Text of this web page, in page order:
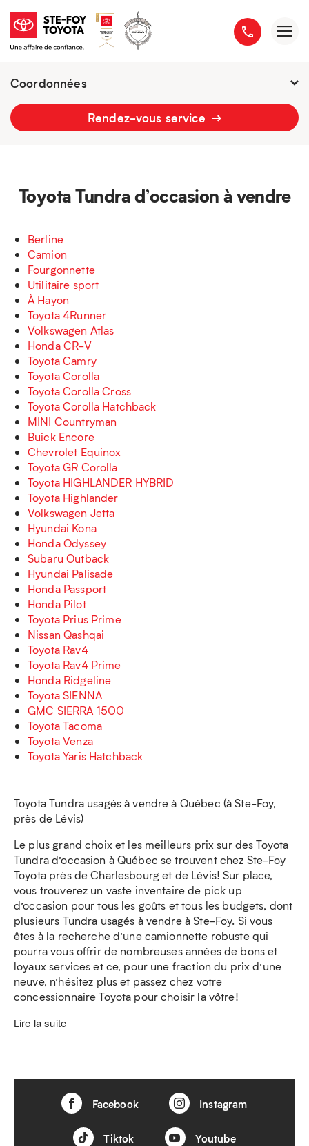
Coordonnées
Présentement ouvert jusqu'à 21h
Rendez-vous service
Toyota Tundra d’occasion à vendre
Berline
Camion
Fourgonnette
Utilitaire sport
À Hayon
Toyota 4Runner
Volkswagen Atlas
Honda CR-V
Toyota Camry
Toyota Corolla
Toyota Corolla Cross
Toyota Corolla Hatchback
MINI Countryman
Buick Encore
Chevrolet Equinox
Toyota GR Corolla
Toyota HIGHLANDER HYBRID
Toyota Highlander
Volkswagen Jetta
Hyundai Kona
Honda Odyssey
Subaru Outback
Hyundai Palisade
Honda Passport
Honda Pilot
Toyota Prius Prime
Nissan Qashqai
Toyota Rav4
Toyota Rav4 Prime
Honda Ridgeline
Toyota SIENNA
GMC SIERRA 1500
Toyota Tacoma
Toyota Venza
Toyota Yaris Hatchback
Toyota Tundra usagés à vendre à Québec (à Ste-Foy,
près de Lévis)
Le plus grand choix et les meilleurs prix sur des Toyota
Tundra d’occasion à Québec se trouvent chez Ste-Foy
Toyota près de Charlesbourg et de Lévis! Sur place,
vous trouverez un vaste inventaire de pick up
d’occasion pour tous les goûts et tous les budgets, dont
plusieurs Tundra usagés à vendre à Ste-Foy. Si vous
êtes à la recherche d’une camionnette robuste qui
pourra vous offrir de nombreuses années de bons et
loyaux services et ce, pour une fraction du prix d’une
neuve, n’hésitez plus et passez chez votre
concessionnaire Toyota pour choisir la vôtre!
Lire la suite
Facebook Instagram
Tiktok Youtube